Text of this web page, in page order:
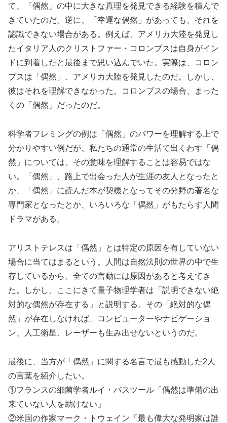
て、「偶然」の中に大きな真理を発見できる経験を積んで
きていたのだ。逆に、「幸運な偶然」があっても、それを
認識できない場合がある。例えば、アメリカ大陸を発見し
たイタリア人のクリストファー・コロンブスは自身がイン
ドに到着したと最後まで思い込んでいた。実際は、コロン
ブスは「偶然」、アメリカ大陸を発見したのだ。しかし、
彼はそれを理解できなかった。コロンブスの場合、まった
くの「偶然」だったのだ。
科学者フレミングの例は「偶然」のパワーを理解する上で
分かりやすい例だが、私たちの通常の生活で出くわす「偶
然」については、その意味を理解することは容易ではな
い。「偶然」、路上で出会った人が生涯の友人となったと
か、「偶然」に読んだ本が契機となってその分野の著名な
専門家となったとか、いろいろな「偶然」がもたらす人間
ドラマがある。
アリストテレスは「偶然」とは特定の原因を有していない
場合に当てはまるという。人間は自然法則の世界の中で生
存しているから、全ての言動には原因があると考えてき
た。しかし、ここにきて量子物理学者は「説明できない絶
対的な偶然が存在する」と説明する。その「絶対的な偶
然」が存在しなければ、コンピューターやナビゲーショ
ン、人工衛星、レーザーも生み出せないというのだ。
最後に、当方が「偶然」に関する名言で最も感動した2人
の言葉を紹介したい。
①フランスの細菌学者ルイ・パスツール「偶然は準備の出
来ていない人を助けない」
②米国の作家マーク・トウェイン「最も偉大な発明家は誰